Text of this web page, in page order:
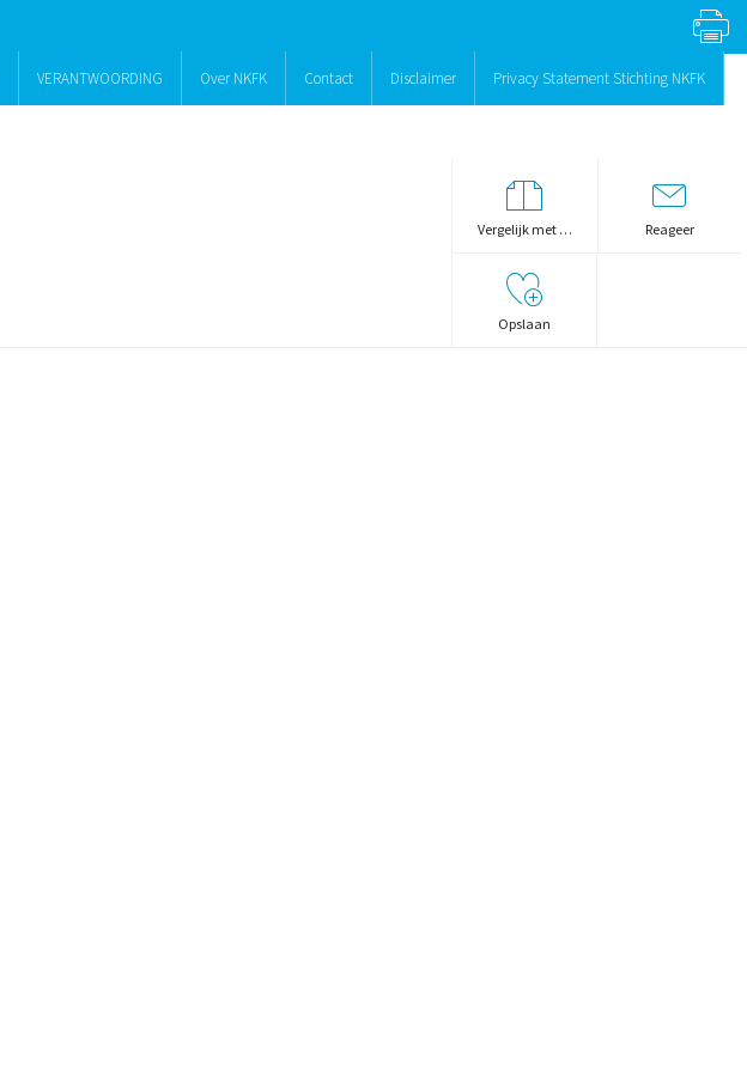
VERANTWOORDING Over NKFK Contact Disclaimer Privacy Statement Stichting NKFK
Vergelijk met … Reageer
Opslaan